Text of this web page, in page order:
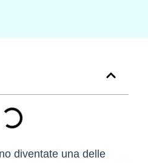
diventate una delle